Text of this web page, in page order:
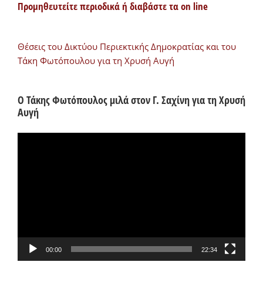
Προμηθευτείτε περιοδικά ή διαβάστε τα on line
Θέσεις του Δικτύου Περιεκτικής Δημοκρατίας και του
Τάκη Φωτόπουλου για τη Χρυσή Αυγή
Ο Τάκης Φωτόπουλος μιλά στον Γ. Σαχίνη για τη Χρυσή
Αυγή
00:00 22:34